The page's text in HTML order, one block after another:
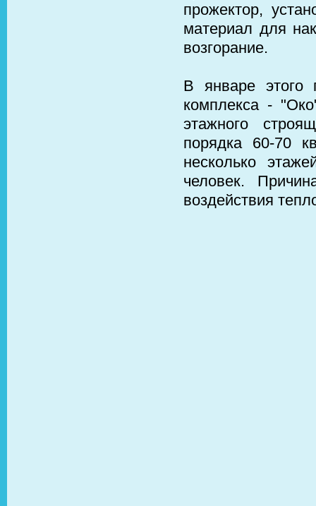
прожектор,
материал для
возгорание.
В январе этого
комплекса -
этажного
порядка 60-70
несколько
человек.
воздействия